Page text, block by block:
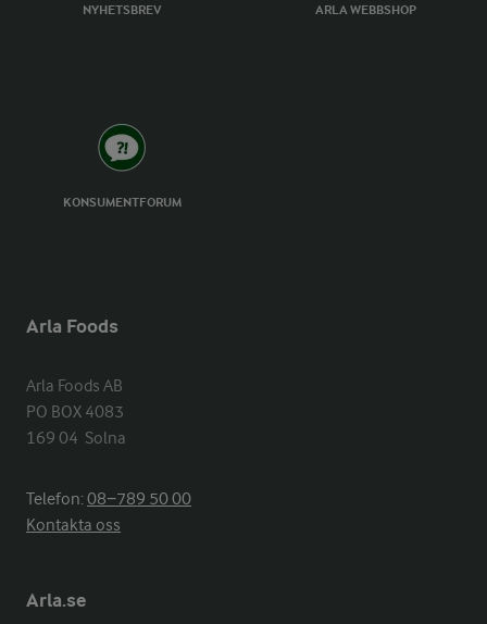
NYHETSBREV ARLA WEBBSHOP
KONSUMENTFORUM
Arla Foods
Arla Foods AB
PO BOX 4083
169 04  Solna
Telefon:08−789 50 00
Kontakta oss
Arla.se